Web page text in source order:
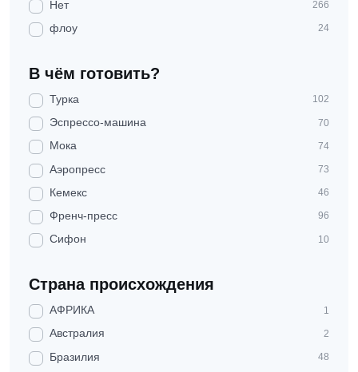
Нет 266
флоу 24
В чём готовить?
Турка 102
Эспрессо-машина 70
Мока 74
Аэропресс 73
Кемекс 46
Френч-пресс 96
Сифон 10
Страна происхождения
АФРИКА 1
Австралия 2
Бразилия 48